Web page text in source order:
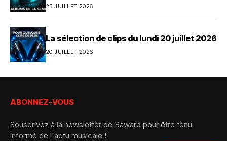
23 JUILLET 2026
La sélection de clips du lundi 20 juillet 2026
20 JUILLET 2026
ABONNEZ-VOUS
Souscrivez à la newsletter de Baware pour être tenu
informé de l'actu musicale !